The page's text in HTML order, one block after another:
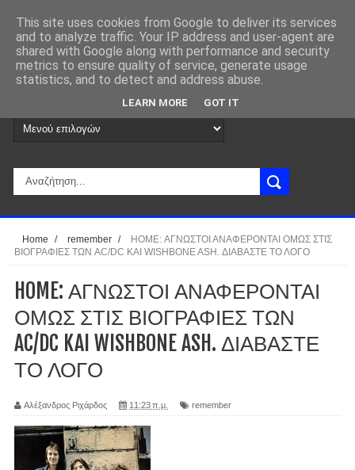
Home / remember /
HOME: ΑΓΝΩΣΤΟΙ ΑΝΑΦΕΡΟΝΤΑΙ ΟΜΩΣ ΣΤΙΣ
ΒΙΟΓΡΑΦΙΕΣ ΤΩΝ AC/DC KAI WISHBONE ASH. ΔΙΑΒΑΣΤΕ ΤΟ ΛΟΓΟ
HOME: ΑΓΝΩΣΤΟΙ ΑΝΑΦΕΡΟΝΤΑΙ
ΟΜΩΣ ΣΤΙΣ ΒΙΟΓΡΑΦΙΕΣ ΤΩΝ
AC/DC KAI WISHBONE ASH. ΔΙΑΒΑΣΤΕ
ΤΟ ΛΟΓΟ
Αλέξανδρος Ριχάρδος 11:23 π.μ. remember
This site uses cookies from Google to deliver its services
and to analyze traffic. Your IP address and user-agent are
shared with Google along with performance and security
metrics to ensure quality of service, generate usage
statistics, and to detect and address abuse.
LEARN MORE GOT IT